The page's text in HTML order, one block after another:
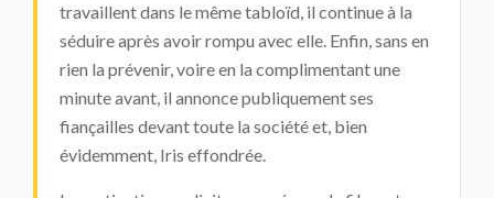
travaillent dans le même tabloïd, il continue à la
séduire après avoir rompu avec elle. Enfin, sans en
rien la prévenir, voire en la complimentant une
minute avant, il annonce publiquement ses
fiançailles devant toute la société et, bien
évidemment, Iris effondrée.